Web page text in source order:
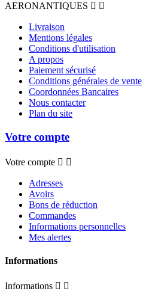
AERONANTIQUES  
Livraison
Mentions légales
Conditions d'utilisation
A propos
Paiement sécurisé
Conditions générales de vente
Coordonnées Bancaires
Nous contacter
Plan du site
Votre compte
Votre compte  
Adresses
Avoirs
Bons de réduction
Commandes
Informations personnelles
Mes alertes
Informations
Informations  